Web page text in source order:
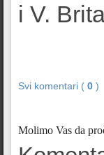
i V.
Svi komentari ( 0 )
Molimo Vas da